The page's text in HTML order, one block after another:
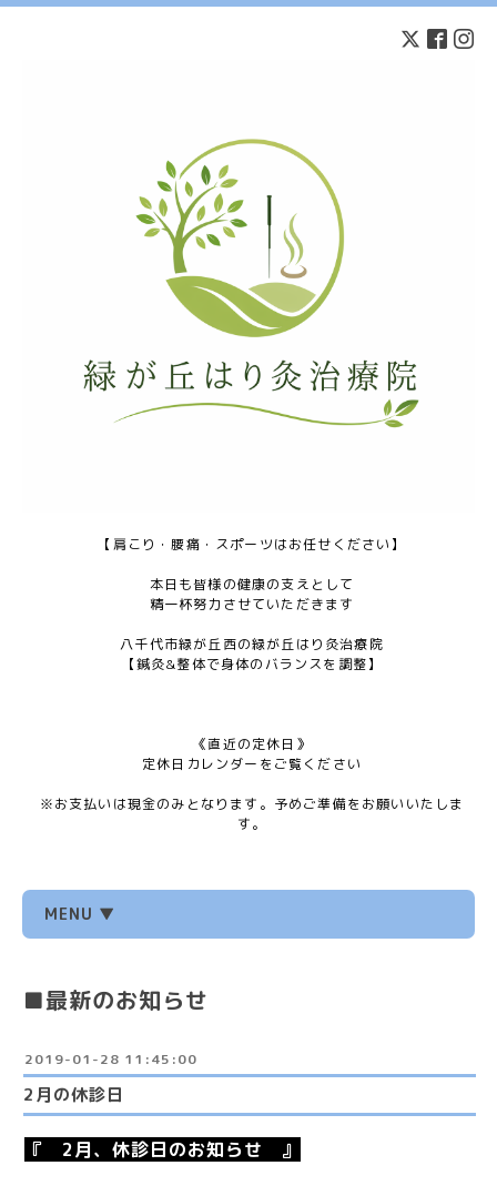
【肩こり・腰痛・スポーツはお任せください】
本日も皆様の健康の支えとして
精一杯努力させていただきます
八千代市緑が丘西の緑が丘はり灸治療院
【鍼灸&整体で身体のバランスを調整】
《直近の定休日》
定休日カレンダーをご覧ください
※お支払いは現金のみとなります。予めご準備をお願いいたしま
す。
MENU ▼
■最新のお知らせ
2019-01-28 11:45:00
2月の休診日
『 2月、休診日のお知らせ 』